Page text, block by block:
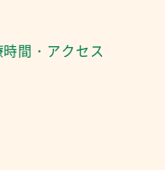
時間・アクセス